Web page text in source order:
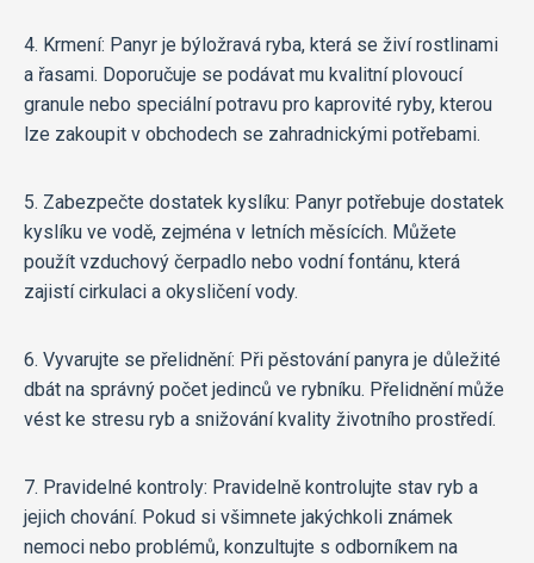
4. Krmení: Panyr je býložravá ryba, která se živí rostlinami
a řasami. Doporučuje se podávat mu kvalitní plovoucí
granule nebo speciální potravu pro kaprovité ryby, kterou
lze zakoupit v obchodech se zahradnickými potřebami.
5. Zabezpečte dostatek kyslíku: Panyr potřebuje dostatek
kyslíku ve vodě, zejména v letních měsících. Můžete
použít vzduchový čerpadlo nebo vodní fontánu, která
zajistí cirkulaci a okysličení vody.
6. Vyvarujte se přelidnění: Při pěstování panyra je důležité
dbát na správný počet jedinců ve rybníku. Přelidnění může
vést ke stresu ryb a snižování kvality životního prostředí.
7. Pravidelné kontroly: Pravidelně kontrolujte stav ryb a
jejich chování. Pokud si všimnete jakýchkoli známek
nemoci nebo problémů, konzultujte s odborníkem na